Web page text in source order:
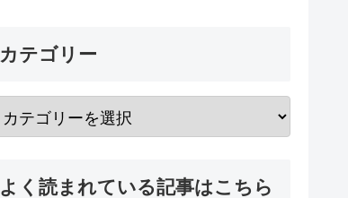
カテゴリー
よく読まれている記事はこちら